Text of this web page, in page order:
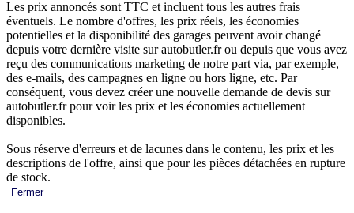
Les prix annoncés sont TTC et incluent tous les autres frais
éventuels. Le nombre d'offres, les prix réels, les économies
potentielles et la disponibilité des garages peuvent avoir changé
depuis votre dernière visite sur autobutler.fr ou depuis que vous avez
reçu des communications marketing de notre part via, par exemple,
des e-mails, des campagnes en ligne ou hors ligne, etc. Par
conséquent, vous devez créer une nouvelle demande de devis sur
autobutler.fr pour voir les prix et les économies actuellement
disponibles.
Sous réserve d'erreurs et de lacunes dans le contenu, les prix et les
descriptions de l'offre, ainsi que pour les pièces détachées en rupture
de stock.
Fermer